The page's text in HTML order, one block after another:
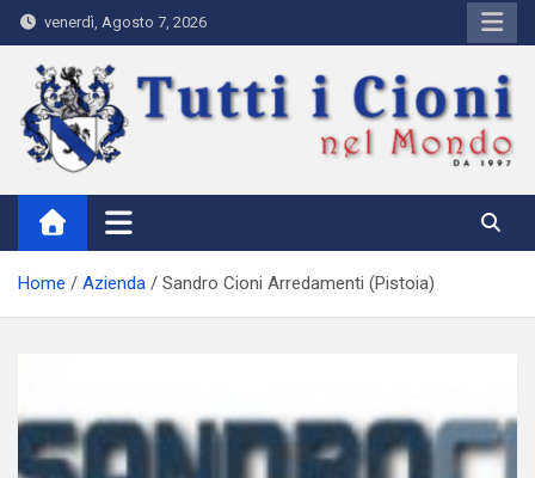
Skip
to
content
venerdì, Agosto 7, 2026
Tutti i Cioni nel Mondo
Where Cioni`s come from
Home Azienda Sandro Cioni Arredamenti (Pistoia)